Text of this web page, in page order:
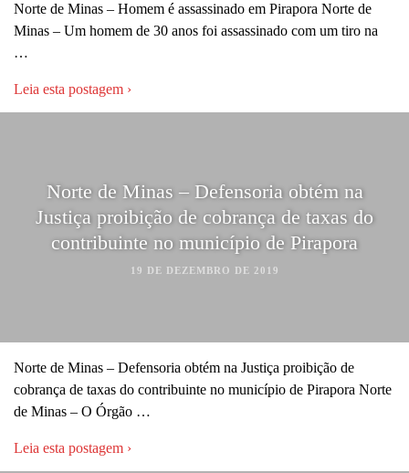
Norte de Minas – Homem é assassinado em Pirapora Norte de
Minas – Um homem de 30 anos foi assassinado com um tiro na
…
Leia esta postagem ›
Norte de Minas – Defensoria obtém na
Justiça proibição de cobrança de taxas do
contribuinte no município de Pirapora
19 DE DEZEMBRO DE 2019
Norte de Minas – Defensoria obtém na Justiça proibição de
cobrança de taxas do contribuinte no município de Pirapora Norte
de Minas – O Órgão …
Leia esta postagem ›